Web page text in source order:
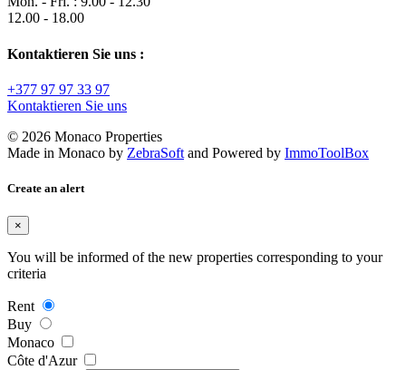
12.00 - 18.00
Kontaktieren Sie uns :
+377 97 97 33 97
Kontaktieren Sie uns
© 2026 Monaco Properties
Made in Monaco by ZebraSoft and Powered by ImmoToolBox
Create an alert
×
You will be informed of the new properties corresponding to your
criteria
Rent
Buy
Monaco
Côte d'Azur